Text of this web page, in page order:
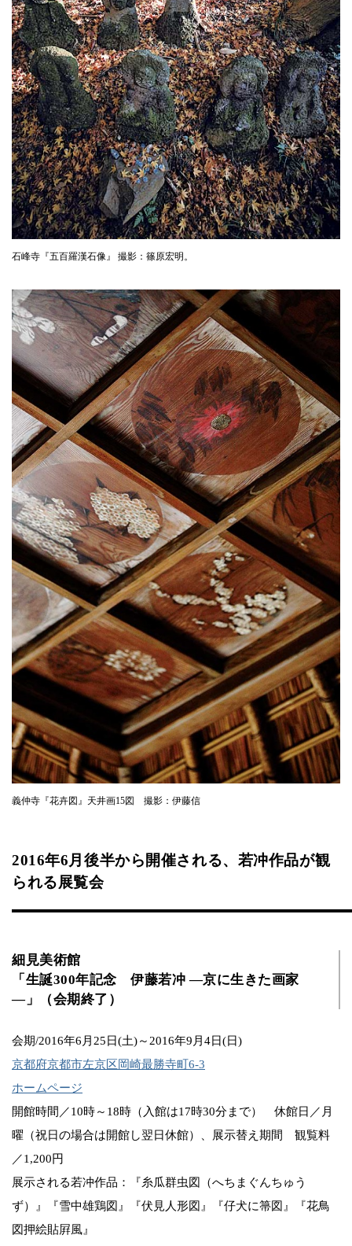
石峰寺『五百羅漢石像』 撮影：篠原宏明。
義仲寺『花卉図』天井画15図 撮影：伊藤信
2016年6月後半から開催される、若冲作品が観
られる展覧会
細見美術館
「生誕300年記念 伊藤若冲 ―京に生きた画家
―」（会期終了）
会期/2016年6月25日(土)～2016年9月4日(日)
京都府京都市左京区岡崎最勝寺町6-3
ホームページ
開館時間／10時～18時（入館は17時30分まで） 休館日／月
曜（祝日の場合は開館し翌日休館）、展示替え期間 観覧料
／1,200円
展示される若冲作品：『糸瓜群虫図（へちまぐんちゅう
ず）』『雪中雄鶏図』『伏見人形図』『仔犬に箒図』『花鳥
図押絵貼屛風』